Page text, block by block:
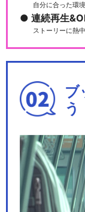
自分に合った環
連続再生
ストーリーに熱
ブ
う